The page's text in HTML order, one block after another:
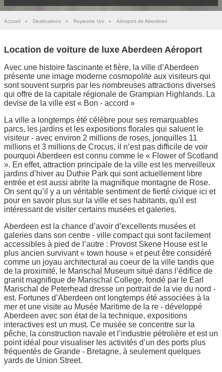
Accueil » Destinations » Royaume Uni » Aéroport de Aberdeen
Location de voiture de luxe Aberdeen Aéroport
Avec une histoire fascinante et fière, la ville d’Aberdeen
présente une image moderne cosmopolite aux visiteurs qui
sont souvent surpris par les nombreuses attractions diverses
qui offre de la capitale régionale de Grampian Highlands. La
devise de la ville est « Bon - accord »
La ville a longtemps été célèbre pour ses remarquables
parcs, les jardins et les expositions florales qui saluent le
visiteur - avec environ 2 millions de roses, jonquilles 11
millions et 3 millions de Crocus, il n’est pas difficile de voir
pourquoi Aberdeen est connu comme le « Flower of Scotland
». En effet, attraction principale de la ville est les merveilleux
jardins d’hiver au Duthie Park qui sont actuellement libre
entrée et est aussi abrite la magnifique montagne de Rose.
On sent qu’il y a un véritable sentiment de fierté civique ici et
pour en savoir plus sur la ville et ses habitants, qu'il est
intéressant de visiter certains musées et galeries.
Aberdeen est la chance d’avoir d’excellents musées et
galeries dans son centre - ville compact qui sont facilement
accessibles à pied de l’autre : Provost Skene House est le
plus ancien survivant « town house » et peut être considéré
comme un joyau architectural au coeur de la ville tandis que
de la proximité, le Marischal Museum situé dans l’édifice de
granit magnifique de Marischal College, fondé par le Earl
Marischal de Peterhead dresse un portrait de la vie du nord -
est. Fortunes d’Aberdeen ont longtemps été associées à la
mer et une visite au Musée Maritime de la re - développé
Aberdeen avec son état de la technique, expositions
interactives est un must. Ce musée se concentre sur la
pêche, la construction navale et l’industrie pétrolière et est un
point idéal pour visualiser les activités d’un des ports plus
fréquentés de Grande - Bretagne, à seulement quelques
yards de Union Street.